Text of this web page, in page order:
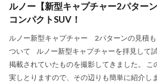
ルノー【新型キャプチャー2パター
コンパクトSUV！
ルノー新型キャプチャー 2パターンの見積
ついて ルノー新型キャプチャーを拝見して
掲載されていたものを撮影してきました。
実しとりますので、その辺りも簡単に紹介し